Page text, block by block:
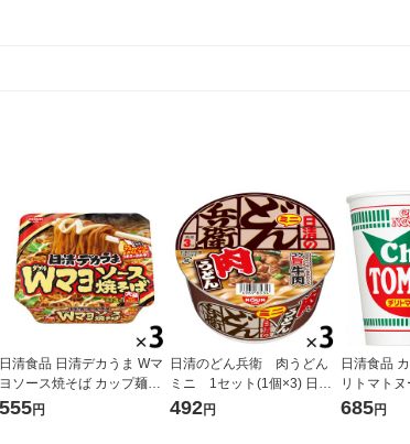
日清食品 日清デカうま Wマ
ヨソース焼そば カップ麺大
盛 カップ焼きそば 3個
555円
日清のどん兵衛 肉うどん
ミニ 1セット(1個×3) 日清
食品
492円
日清食品
リトマト
カップラー
685円